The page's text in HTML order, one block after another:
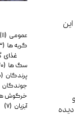
عمومی (۱۱)
گربه ها (۱۷۳)
غذای
سگ ها (۱۳۰)
پرندگان (۲۰)
جوندگان
خرگوش
آبزیان (۷)